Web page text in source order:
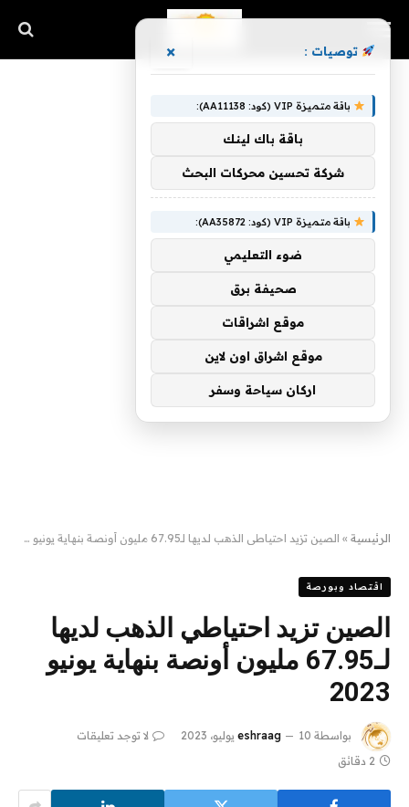
الرئيسية » الصين تزيد احتياطي الذهب لديها لـ67.95 مليون أونصة بنهاية يونيو 2023
اقتصاد وبورصة
الصين تزيد احتياطي الذهب لديها
لـ67.95 مليون أونصة بنهاية يونيو
2023
بواسطة eshraag 10 يوليو، 2023
لا توجد تعليقات
2 دقائق
توصيات : ×
باقة متميزة VIP (كود: AA11138):
باقة باك لينك
شركة تحسين محركات البحث
باقة متميزة VIP (كود: AA35872):
ضوء التعليمي
صحيفة برق
موقع اشراقات
موقع اشراق اون لاين
اركان سياحة وسفر